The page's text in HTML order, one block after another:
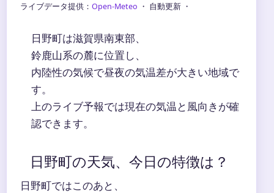
ライブデータ提供： Open-Meteo ・ 自動更新 ・
日野町は滋賀県南東部、
鈴鹿山系の麓に位置し、
内陸性の気候で昼夜の気温差が大きい地域で
す。
上のライブ予報では現在の気温と風向きが確
認できます。
日野町の天気、今日の特徴は？
日野町ではこのあと、